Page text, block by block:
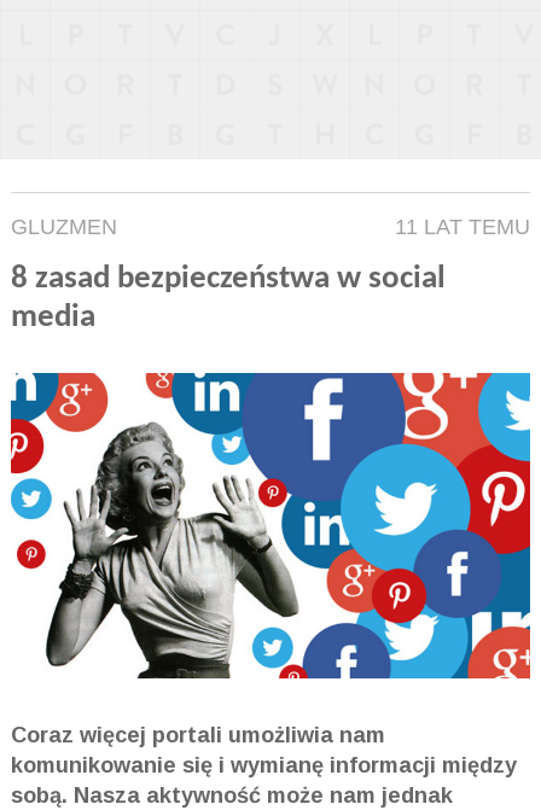
GLUZMEN 11 LAT TEMU
8 zasad bezpieczeństwa w social
media
Coraz więcej portali umożliwia nam
komunikowanie się i wymianę informacji między
sobą. Nasza aktywność może nam jednak